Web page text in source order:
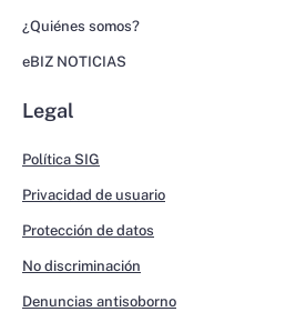
¿Quiénes somos?
eBIZ NOTICIAS
Legal
Política SIG
Privacidad de usuario
Protección de datos
No discriminación
Denuncias antisoborno